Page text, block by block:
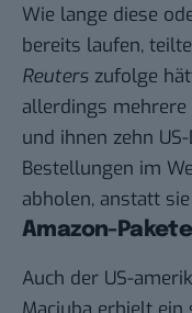
Wie lange diese
bereits laufen,
Reuters zufolge
allerdings
und ihnen zehn
Bestellungen im
abholen, anstatt
Amazon-
Auch der US-